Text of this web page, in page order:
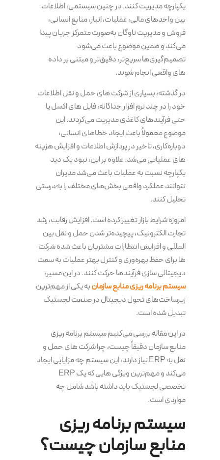
یکپارچه مدیریت کنند. در چنین سیستمی، اطلاعات
بین واحدهای مالی، عملیات، انبار، منابع انسانی،
فروش و مدیریت ناوگان به‌صورت متمرکز جریان پیدا
می‌کند و همین موضوع باعث می‌شود
تصمیم‌گیری‌ها سریع‌تر، دقیق‌تر و مبتنی بر داده
های واقعی انجام شوند.
در گذشته، بسیاری از شرکت های حمل و نقل اطلاعات
خود را در چند نرم افزار جداگانه، فایل های اکسل یا
حتی فرآیندهای کاغذی مدیریت می‌کردند. این
موضوع معمولاً باعث ایجاد خطاهای انسانی،
دوباره‌کاری، تاخیر در پردازش اطلاعات و افزایش هزینه
های عملیاتی می‌شد. علاوه بر این، نبود یک دید
یکپارچه نسبت به عملیات باعث می‌شد مدیران
نتوانند عملکرد واقعی بخش‌های مختلف را به‌درستی
تحلیل کنند.
امروزه شرایط بازار تغییر کرده است. افزایش رقابت، رشد
تجارت الکترونیک، پیچیده‌تر شدن حمل و نقل بین
المللی و افزایش انتظارات مشتریان باعث شده شرکت
ها برای حفظ بهره‌وری و کنترل بهتر عملیات به سمت
دیجیتالی سازی فرآیندها حرکت کنند. در این مسیر،
سیستم برنامه‌ ریزی منابع سازمانبه یکی از مهم‌ترین
زیرساخت‌های تحول دیجیتال در صنعت لجستیک
تبدیل شده است.
در این مقاله بررسی می‌کنیم سیستم برنامه‌ ریزی
منابع سازمان دقیقاً چیست، چرا شرکت های حمل و
نقل به ERP نیاز دارند، این سیستم چه مزایایی ایجاد
می‌کند و مهم‌ترین ویژگی هایی که یک ERP
تخصصی لجستیک باید داشته باشد شامل چه
مواردی است.
سیستم برنامه‌ ریزی
منابع سازمان چیست؟